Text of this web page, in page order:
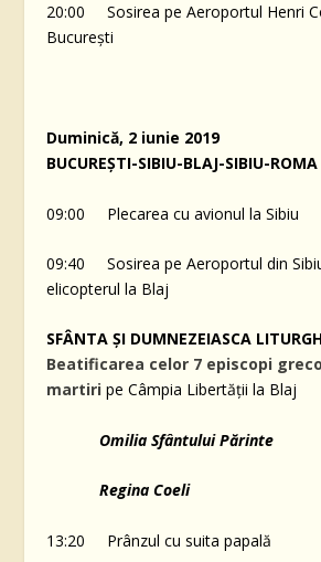
20:00 Sosirea pe Aeroportul Henri
București
Duminică, 2 iunie 2019
BUCUREȘTI-SIBIU-BLAJ-SIBIU-ROMA
09:00 Plecarea cu avionul la Sibiu
09:40 Sosirea pe Aeroportul din
elicopterul la Blaj
SFÂNTA ȘI DUMNEZEIASCA
Beatificarea celor 7 episcopi
martiri pe Câmpia Libertății la Blaj
Omilia Sfântului Părinte
Regina Coeli
13:20 Prânzul cu suita papală